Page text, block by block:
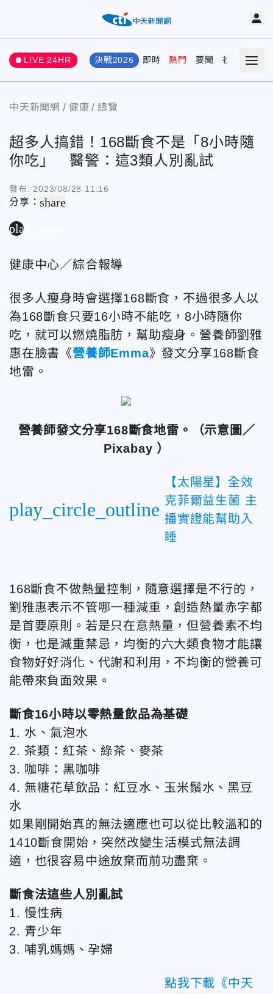
LIVE 24HR 決戰2026 即時 熱門 要聞 社會 娛樂
中天新聞網 健康 總覽
超多人搞錯！168斷食不是「8小時隨
你吃」 醫警：這3類人別亂試
發布: 2023/08/28 11:16
分享：share
play_arrow
健康中心／綜合報導
很多人瘦身時會選擇168斷食，不過很多人以
為168斷食只要16小時不能吃，8小時隨你
吃，就可以燃燒脂肪，幫助瘦身。營養師劉雅
惠在臉書《營養師Emma》發文分享168斷食
地雷。
營養師發文分享168斷食地雷。（示意圖／
Pixabay ）
play_circle_outline
【太陽星】全效
克菲爾益生菌 主
播實證能幫助入
睡
168斷食不做熱量控制，隨意選擇是不行的，
劉雅惠表示不管哪一種減重，創造熱量赤字都
是首要原則。若是只在意熱量，但營養素不均
衡，也是減重禁忌，均衡的六大類食物才能讓
食物好好消化、代謝和利用，不均衡的營養可
能帶來負面效果。
斷食16小時以零熱量飲品為基礎
1. 水、氣泡水
2. 茶類：紅茶、綠茶、麥茶
3. 咖啡：黑咖啡
4. 無糖花草飲品：紅豆水、玉米鬚水、黑豆
水
如果剛開始真的無法適應也可以從比較溫和的
1410斷食開始，突然改變生活模式無法調
適，也很容易中途放棄而前功盡棄。
斷食法這些人別亂試
1. 慢性病
2. 青少年
3. 哺乳媽媽、孕婦
點我下載《中天